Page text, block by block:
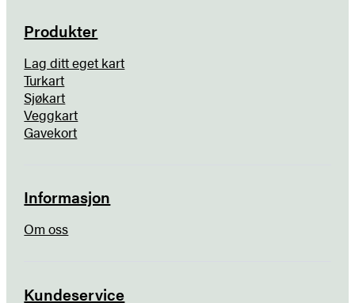
Produkter
Lag ditt eget kart
Turkart
Sjøkart
Veggkart
Gavekort
Informasjon
Om oss
Kundeservice